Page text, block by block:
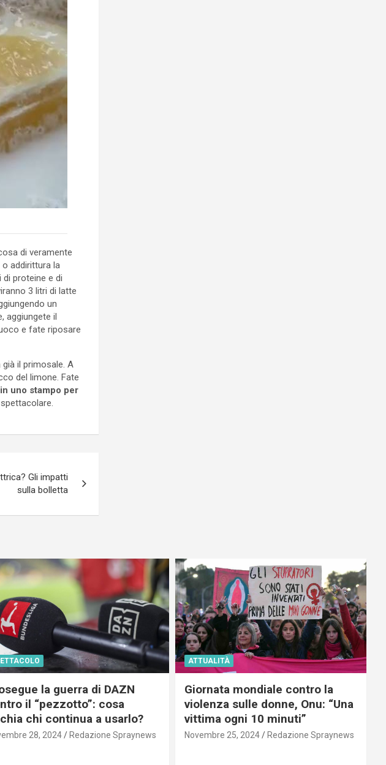
di veramente
addirittura la
proteine e di
3 litri di latte
un
aggiungete il
e fate riposare
il primosale. A
del limone. Fate
in uno stampo per
Gli impatti
sulla bolletta
la guerra di DAZN
il “pezzotto”: cosa
chi continua a usarlo?
28, 2024 Redazione Spraynews
ATTUALITÀ
Giornata mondiale contro la
violenza sulle donne, Onu: “Una
vittima ogni 10 minuti”
Novembre 25, 2024 Redazione Spraynews